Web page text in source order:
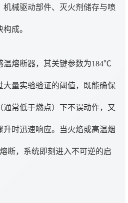
机械驱动部件、灭火剂储存与喷
成。
温熔断器，其关键参数为184℃
大量实验验证的阈值，既能确保
常低于燃点）下不误动作，又
时迅速响应。当火焰或高温烟
断，系统即刻进入不可逆的启